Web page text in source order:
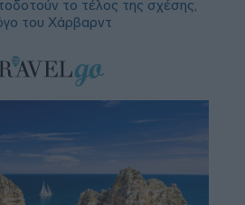
το τέλος της σχέσης,
του Χάρβαρντ